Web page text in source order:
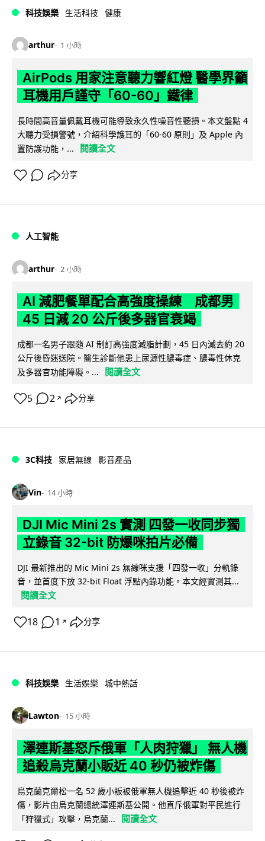
科技娛樂 生活科技 健康
arthur 1 小時
AirPods 用家注意聽力響紅燈 醫學界籲
耳機用戶謹守「60-60」鐵律
長時間高音量佩戴耳機可能導致永久性噪音性聽損。本文盤點 4
大聽力受損警號，介紹科學護耳的「60-60 原則」及 Apple 內
置防護功能，...
閱讀全文
分享
人工智能
arthur 2 小時
AI 減肥餐單配合高強度操練 成都男
45 日減 20 公斤後多器官衰竭
成都一名男子跟隨 AI 制訂高強度減脂計劃，45 日內減去約 20
公斤後昏迷送院。醫生診斷他患上尿源性膿毒症、膿毒性休克
及多器官功能障礙。...
閱讀全文
5 2 ↗ 分享
3C科技 家居無線 影音產品
Vin 14 小時
DJI Mic Mini 2s 實測 四發一收同步獨
立錄音 32-bit 防爆咪拍片必備
DJI 最新推出的 Mic Mini 2s 無線咪支援「四發一收」分軌錄
音，並首度下放 32-bit Float 浮點內錄功能。本文經實測其...
閱讀全文
18 1 ↗ 分享
科技娛樂 生活娛樂 城中熱話
Lawton 15 小時
澤連斯基怒斥俄軍「人肉狩獵」 無人機
追殺烏克蘭小販近 40 秒仍被炸傷
烏克蘭克爾松一名 52 歲小販被俄軍無人機追擊近 40 秒後被炸
傷，影片由烏克蘭總統澤連斯基公開。他直斥俄軍對平民進行
「狩獵式」攻擊，烏克蘭...
閱讀全文